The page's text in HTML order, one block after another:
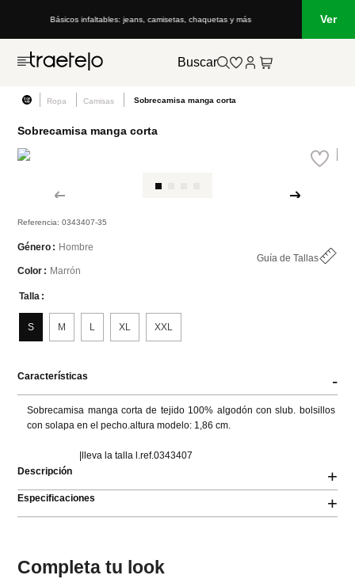
camisetas, chaquetas y más Lo que está de moda en Venezuela:
Ver
Buscar
Ropa Camisas Sobrecamisa manga corta
Sobrecamisa manga corta
Referencia:0343407-35
Género
Hombre
Guía de Tallas
Color
Marrón
Talla
L
M
S XL XXL
Características -
Sobrecamisa manga corta de tejido 100% algodón con slub. bolsillos
con solapa en el pecho.altura modelo: 1,86 cm.
                      |lleva la talla l.ref.0343407
Descripción
+
Especificaciones +
Completa tu look